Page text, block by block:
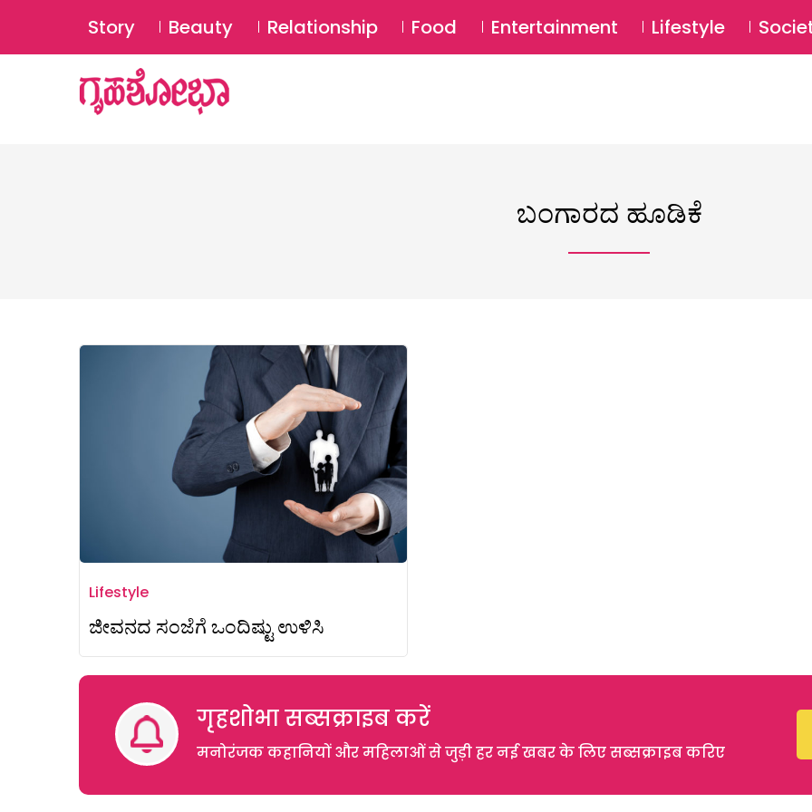
Story Beauty Relationship Food Entertainment Lifestyle
ಬಂಗಾರದ ಹೂಡಿಕೆ
Lifestyle
ಜೀವನದ ಸಂಜೆಗೆ ಒಂದಿಷ್ಟು ಉಳಿಸಿ
गृहशोभा सब्सक्राइब करें
मनोरंजक कहानियों और महिलाओं से जुड़ी हर नई खबर के लिए सब्सक्राइब करिए